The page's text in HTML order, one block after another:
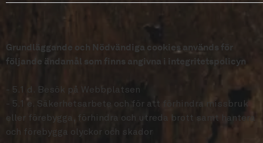
Grundläggande och Nödvändiga cookies används för
följande ändamål som finns angivna i integritetspolicyn
- 5.1 d. Besök på Webbplatsen
- 5.1 e. Säkerhetsarbete och för att förhindra missbruk
eller förebygga, förhindra och utreda brott samt hantera
och förebygga olyckor och skador